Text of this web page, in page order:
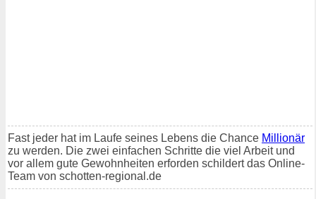
Fast jeder hat im Laufe seines Lebens die Chance Millionär
zu werden. Die zwei einfachen Schritte die viel Arbeit und
vor allem gute Gewohnheiten erforden schildert das Online-
Team von schotten-regional.de